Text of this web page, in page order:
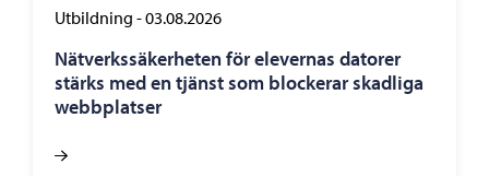
Utbildning -03.08.2026
Nätverkssäkerheten för elevernas datorer
stärks med en tjänst som blockerar skadliga
webbplatser